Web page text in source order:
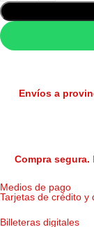
Envíos a
Compra segura.
Medios de pago
Tarjetas de crédito y
Billeteras digitales